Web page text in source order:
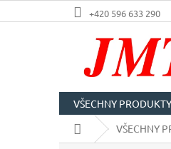
na
+420 596 633 290
VŠECHNY PRODUKTY
Domů VŠECHNY